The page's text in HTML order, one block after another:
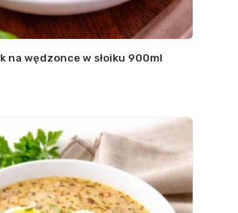
na wędzonce w słoiku 900ml